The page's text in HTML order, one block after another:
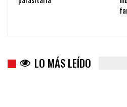
LO MÁS LEÍDO